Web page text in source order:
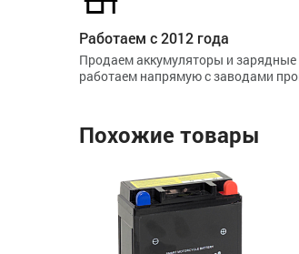
Работаем с 2012 года
Продаем аккумуляторы и зарядные
работаем напрямую с заводами
Похожие товары